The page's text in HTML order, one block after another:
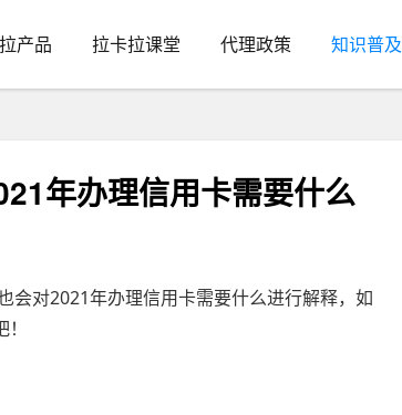
产品 拉卡拉课堂 代理政策 知识普及
年办理信用卡需要什么
会对2021年办理信用卡需要什么进行解释，如